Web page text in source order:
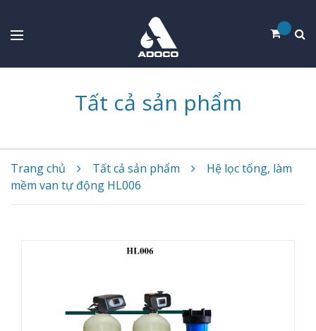
Tất cả sản phẩm
Trang chủ Tất cả sản phẩm
Hệ lọc tổng, làm
mềm van tự động HL006